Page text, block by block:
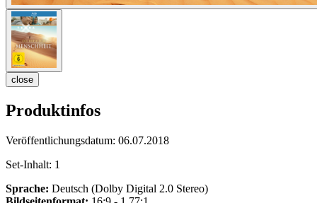
close
Produktinfos
Veröffentlichungsdatum: 06.07.2018
Set-Inhalt: 1
Sprache: Deutsch (Dolby Digital 2.0 Stereo)